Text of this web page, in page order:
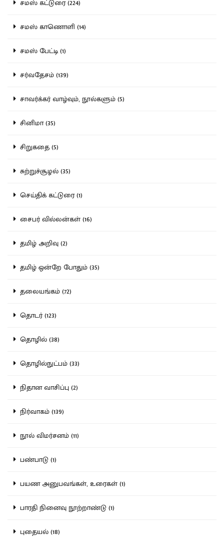
சமஸ் கட்டுரை (224)
சமஸ் காணொளி (14)
சமஸ் பேட்டி (1)
சர்வதேசம் (139)
சாவர்க்கர் வாழ்வும், நூல்களும் (5)
சினிமா (35)
சிறுகதை (5)
சுற்றுச்சூழல் (35)
செய்திக் கட்டுரை (1)
சைபர் வில்லன்கள் (16)
தமிழ் அறிவு (2)
தமிழ் ஒன்றே போதும் (35)
தலையங்கம் (72)
தொடர் (123)
தொழில் (38)
தொழில்நுட்பம் (33)
நிதான வாசிப்பு (2)
நிர்வாகம் (139)
நூல் விமர்சனம் (11)
பண்பாடு (1)
பயண அனுபவங்கள், உரைகள் (1)
பாரதி நினைவு நூற்றாண்டு (1)
புதையல் (18)